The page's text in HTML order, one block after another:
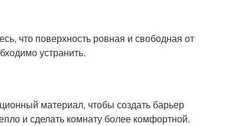
что поверхность ровная и свободная от
устранить.
материал, чтобы создать барьер
и сделать комнату более комфортной.